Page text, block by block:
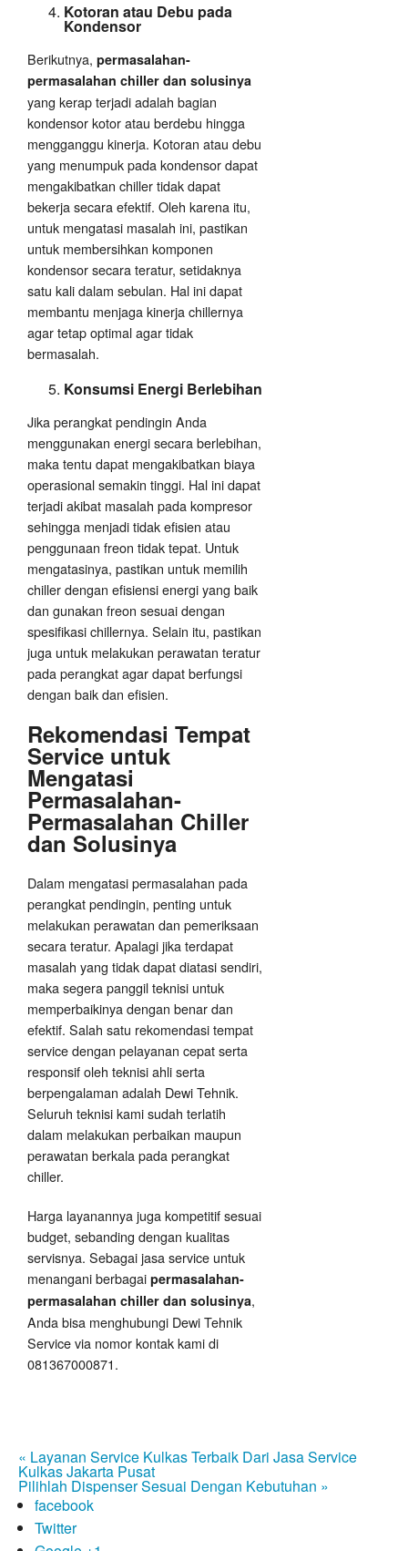
Kotoran atau Debu pada
Kondensor
Berikutnya, permasalahan-
permasalahan chiller dan solusinya
yang kerap terjadi adalah bagian
kondensor kotor atau berdebu hingga
mengganggu kinerja. Kotoran atau debu
yang menumpuk pada kondensor dapat
mengakibatkan chiller tidak dapat
bekerja secara efektif. Oleh karena itu,
untuk mengatasi masalah ini, pastikan
untuk membersihkan komponen
kondensor secara teratur, setidaknya
satu kali dalam sebulan. Hal ini dapat
membantu menjaga kinerja chillernya
agar tetap optimal agar tidak
bermasalah.
Konsumsi Energi Berlebihan
Jika perangkat pendingin Anda
menggunakan energi secara berlebihan,
maka tentu dapat mengakibatkan biaya
operasional semakin tinggi. Hal ini dapat
terjadi akibat masalah pada kompresor
sehingga menjadi tidak efisien atau
penggunaan freon tidak tepat. Untuk
mengatasinya, pastikan untuk memilih
chiller dengan efisiensi energi yang baik
dan gunakan freon sesuai dengan
spesifikasi chillernya. Selain itu, pastikan
juga untuk melakukan perawatan teratur
pada perangkat agar dapat berfungsi
dengan baik dan efisien.
Rekomendasi Tempat
Service untuk
Mengatasi
Permasalahan-
Permasalahan Chiller
dan Solusinya
Dalam mengatasi permasalahan pada
perangkat pendingin, penting untuk
melakukan perawatan dan pemeriksaan
secara teratur. Apalagi jika terdapat
masalah yang tidak dapat diatasi sendiri,
maka segera panggil teknisi untuk
memperbaikinya dengan benar dan
efektif. Salah satu rekomendasi tempat
service dengan pelayanan cepat serta
responsif oleh teknisi ahli serta
berpengalaman adalah Dewi Tehnik.
Seluruh teknisi kami sudah terlatih
dalam melakukan perbaikan maupun
perawatan berkala pada perangkat
chiller.
Harga layanannya juga kompetitif sesuai
budget, sebanding dengan kualitas
servisnya. Sebagai jasa service untuk
menangani berbagai permasalahan-
permasalahan chiller dan solusinya,
Anda bisa menghubungi Dewi Tehnik
Service via nomor kontak kami di
081367000871.
« Layanan Service Kulkas Terbaik Dari Jasa Service
Kulkas Jakarta Pusat
Pilihlah Dispenser Sesuai Dengan Kebutuhan »
facebook
Twitter